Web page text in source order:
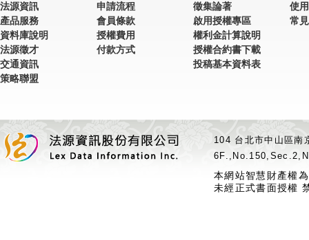
法源資訊
產品服務
資料庫說明
法源徵才
交通資訊
策略聯盟
申請流程
會員條款
授權費用
付款方式
徵集論著
啟用授權專區
權利金計算說明
授權合約書下載
投稿基本資料表
使
常
104 台北市中山區
本網站智慧財產權
未經正式書面授權